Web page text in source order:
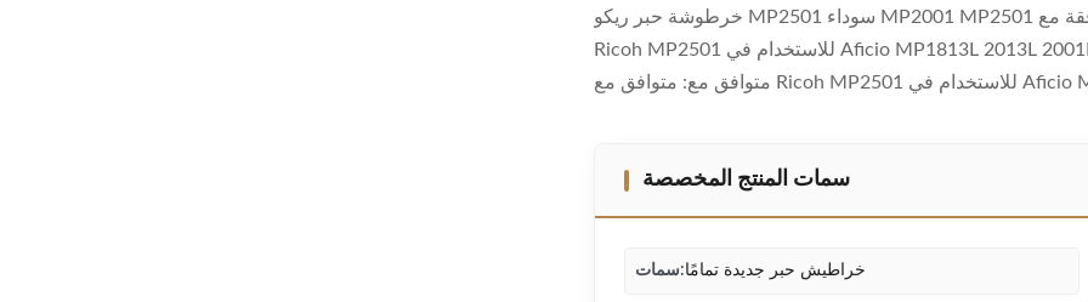
خرطوشة حبر ريكو MP2501 سوداء MP2001 MP2501 حبر ياباني سعة 170 جرام وصف المنتج: خرطوشة حبر متوافقة مع
Ricoh MP2501 للاستخدام في Aficio MP1813L 2013L 2001L 2001SP MP2501L 2501SP همزاسم اوكت: خرطوشة الحبر
سمات المنتج المخصصة
سمات:خراطيش حبر جديدة تمامًا